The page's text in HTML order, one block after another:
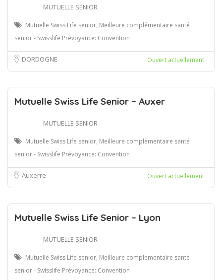
MUTUELLE SENIOR
Mutuelle Swiss Life senior, Meilleure complémentaire santé
senior - Swisslife Prévoyance: Convention
DORDOGNE Ouvert actuellement
Mutuelle Swiss Life Senior – Auxer
MUTUELLE SENIOR
Mutuelle Swiss Life senior, Meilleure complémentaire santé
senior - Swisslife Prévoyance: Convention
Auxerre Ouvert actuellement
Mutuelle Swiss Life Senior – Lyon
MUTUELLE SENIOR
Mutuelle Swiss Life senior, Meilleure complémentaire santé
senior - Swisslife Prévoyance: Convention